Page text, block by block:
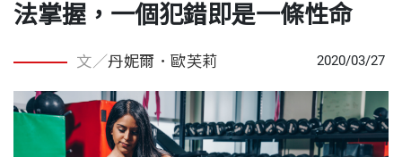
法掌握，一個犯錯即是一條性命
文／丹妮爾．歐芙莉 2020/03/27